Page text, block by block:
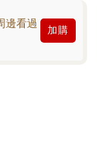
邊看過
加購